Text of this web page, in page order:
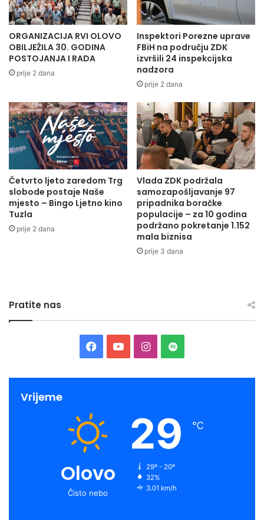
ORGANIZACIJA RVI OLOVO
OBILJEŽILA 30. GODINA
POSTOJANJA I RADA
prije 2 dana
Inspektori Porezne uprave
FBiH na području ZDK
izvršili 24 inspekcijska
nadzora
prije 2 dana
Četvrto ljeto zaredom Trg
slobode postaje Naše
mjesto – Bingo Ljetno kino
Tuzla
prije 2 dana
Vlada ZDK podržala
samozapošljavanje 97
pripadnika boračke
populacije – za 10 godina
podržano pokretanje 1.152
mala biznisa
prije 3 dana
Pratite nas
Facebook
YouTubeInstagram
Spotify
Vrijeme
Olovo
Čisto nebo
29 ℃
29º - 20º
32%
3.01 km/h